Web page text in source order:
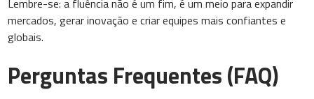
Lembre-se: a fluência não é um fim, é um meio para expandir
mercados, gerar inovação e criar equipes mais confiantes e
globais.
Perguntas Frequentes (FAQ)